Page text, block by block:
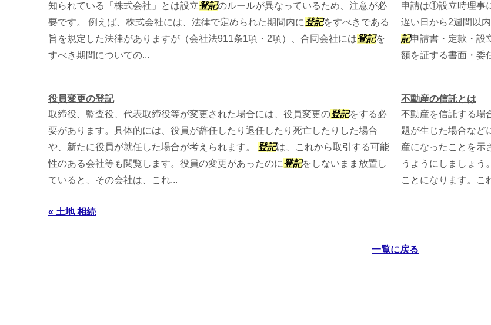
知られている「株式会社」とは設立登記のルールが異なっているため、注意が必
要です。 例えば、株式会社には、法律で定められた期間内に登記をすべきである
旨を規定した法律がありますが（会社法911条1項・2項）、合同会社には登記を
すべき期間についての...
申請は①設立時理事
遅い日から2週間以
記申請書・定款・設
額を証する書面・委
役員変更の登記
取締役、監査役、代表取締役等が変更された場合には、役員変更の登記をする必
要があります。具体的には、役員が辞任したり退任したり死亡したりした場合
や、新たに役員が就任した場合が考えられます。 登記は、これから取引する可能
性のある会社等も閲覧します。役員の変更があったのに登記をしないまま放置し
ていると、その会社は、これ...
不動産の信託とは
不動産を信託する場
題が生じた場合など
産になったことを示
うようにしましょう
ことになります。こ
« 土地 相続
一覧に戻る